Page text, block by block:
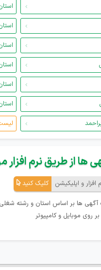
ها از طریق نرم افزار
و اپلیکیشن کلیک کنید
آگهی ها بر اساس استان و رشته شغلی
روی موبایل و کامپیوتر